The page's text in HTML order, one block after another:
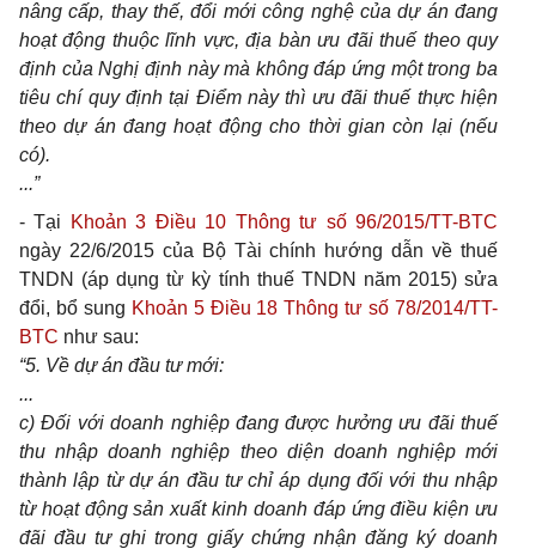
nâng cấp, thay thế, đổi mới công nghệ của dự án đang
hoạt động thuộc lĩnh vực, địa bàn ưu đãi thuế theo quy
định của Nghị định này mà không đáp ứng một trong ba
tiêu chí quy định tại Điểm này thì ưu đãi thuế thực hiện
theo dự án đang hoạt động cho thời gian còn lại (nếu
có).
...”
- Tại
Khoản 3 Điều 10 Thông tư số 96/2015/TT-BTC
ngày 22/6/2015 của Bộ Tài chính hướng dẫn về thuế
TNDN (áp dụng từ kỳ tính thuế TNDN năm 2015) sửa
đổi, bổ sung Khoản 5 Điều 18 Thông tư số 78/2014/TT-
BTC như sau:
“5. Về dự án đầu tư mới:
...
c) Đối với doanh nghiệp đang được hưởng ưu đãi thuế
thu nhập doanh nghiệp theo diện doanh nghiệp mới
thành lập từ dự án đầu tư chỉ áp dụng đối với thu nhập
từ hoạt động sản xuất kinh doanh đáp ứng điều kiện ưu
đãi đầu tư ghi trong giấy chứng nhận đăng ký doanh